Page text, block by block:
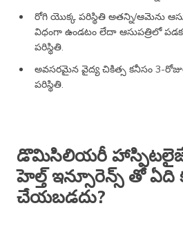
రోగి యొక్క పరిస్థితి అతన్ని/ఆమెను
విధంగా ఉండటం లేదా ఆసుపత్రిలో
పరిస్థితి.
అవసరమైన వైద్య చికిత్స కనీసం 3-
పరిస్థితి.
డొమిసిలియరీ
హెల్త్ ఇన్సూరెన్స్ తో ఏది
చేయబడదు?